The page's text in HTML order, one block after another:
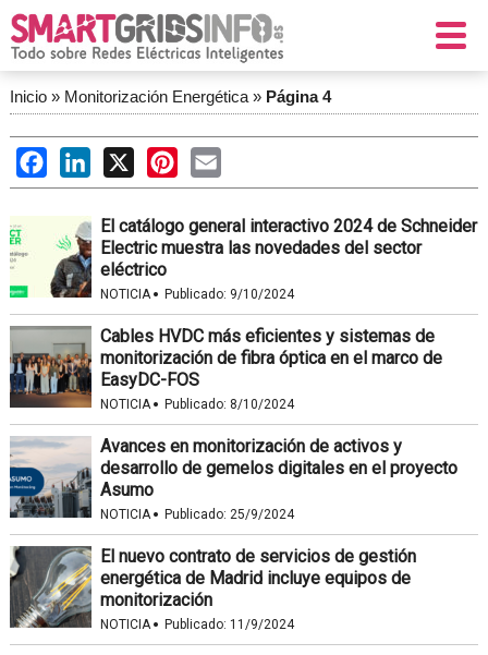
Inicio» Monitorización Energética» Página 4
FacebookLinkedIn
X PinterestEmail
El catálogo general interactivo 2024 de Schneider
Electric muestra las novedades del sector
eléctrico
NOTICIA· Publicado: 9/10/2024
Cables HVDC más eficientes y sistemas de
monitorización de fibra óptica en el marco de
EasyDC-FOS
NOTICIA· Publicado: 8/10/2024
Avances en monitorización de activos y
desarrollo de gemelos digitales en el proyecto
Asumo
NOTICIA· Publicado: 25/9/2024
El nuevo contrato de servicios de gestión
energética de Madrid incluye equipos de
monitorización
NOTICIA· Publicado: 11/9/2024